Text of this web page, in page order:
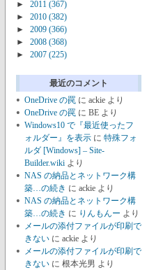
► 2011 (367)
►
2010 (382)
►
2009 (366)
►
2008 (368)
►
2007 (225)
最近のコメント
OneDrive の罠 に ackie より
OneDrive の罠 に BE より
Windows10 で『最近使ったフ
ォルダー』を表示 に 特殊フォ
ルダ [Windows] – Site-
Builder.wiki より
NAS の納品とネットワーク構
築…の続き に ackie より
NAS の納品とネットワーク構
築…の続き に りんもんー より
メールの添付ファイルが印刷で
きない に ackie より
メールの添付ファイルが印刷で
きない に 根本光男 より